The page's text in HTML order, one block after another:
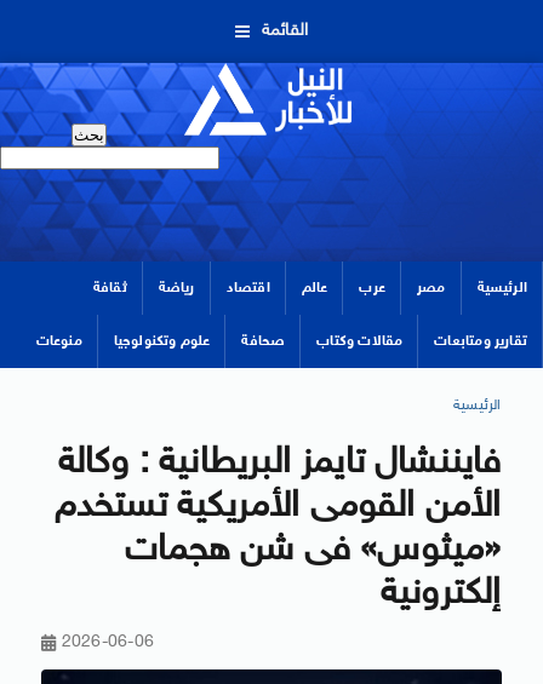
القائمة
الرئيسية مصر عرب عالم اقتصاد رياضة ثقافة
تقارير ومتابعات مقالات وكتاب صحافة علوم وتكنولوجيا منوعات
الرئيسية
فايننشال تايمز البريطانية : وكالة
الأمن القومى الأمريكية تستخدم
«ميثوس» فى شن هجمات
إلكترونية
2026-06-06